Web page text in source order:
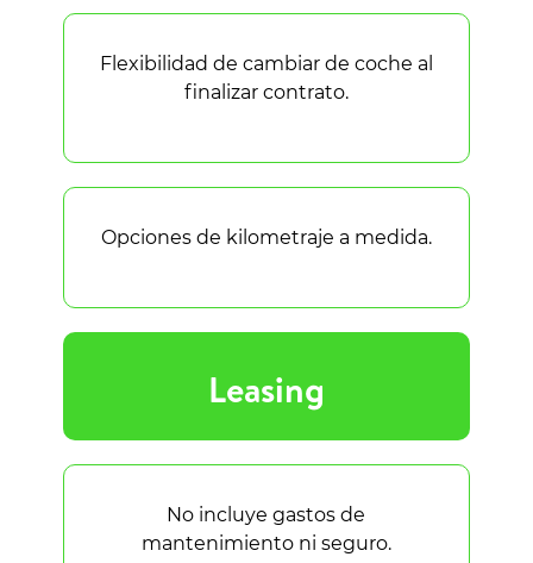
Leasing
No incluye gastos de
mantenimiento ni seguro.
Flexibilidad de cambiar de coche al
finalizar contrato.
Opciones de kilometraje a medida.